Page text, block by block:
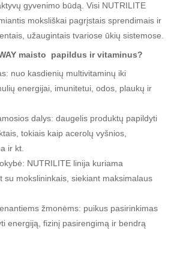
gyvenimo būdą. Visi NUTRILITE
moksliškai pagrįstais sprendimais ir
užaugintais tvariose ūkių sistemose.
maisto papildus ir vitaminus?
nuo kasdienių multivitaminų iki
energijai, imunitetui, odos, plaukų ir
dalys: daugelis produktų papildyti
tokiais kaip acerolų vyšnios,
ir kt.
NUTRILITE linija kuriama
su mokslininkais, siekiant maksimalaus
žmonėms: puikus pasirinkimas
energiją, fizinį pasirengimą ir bendrą